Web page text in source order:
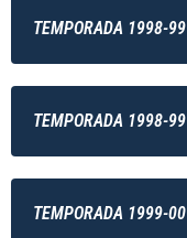
TEMPORADA 1998-99
TEMPORADA 1998-99
TEMPORADA 1999-00